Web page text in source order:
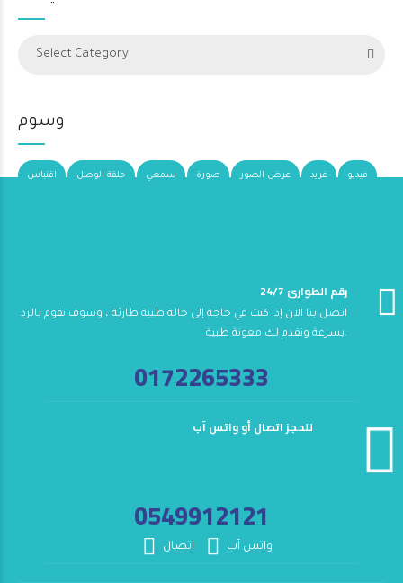
Select Category
وسوم
اقتباس حلقة الوصل سمعي صورة عرض الصور غريد فيديو
24/7 رقم الطوارئ
اتصل بنا الآن إذا كنت في حاجة إلى حالة طبية طارئة ، وسوف نقوم بالرد
بسرعة ونقدم لك معونة طبية.
0172265333
للحجز اتصال أو واتس آب
0549912121
اتصال واتس آب